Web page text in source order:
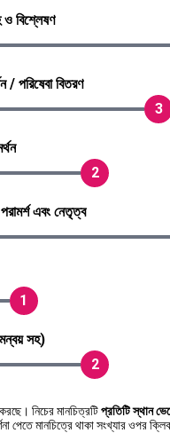
বিশ্লেষণ
/ পরিষেবা বিতরণ
3
2
এবং নেতৃত্ব
1
সহ)
2
নিচের মানচিত্রটিপ্রতিটি স্থান
পেতে মানচিত্রে থাকা সংখ্যার ওপর